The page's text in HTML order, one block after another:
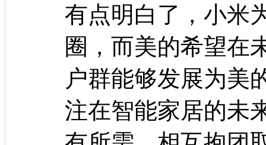
有点明白了，小米
圈，而美的希望在
户群能够发展为美
注在智能家居的未